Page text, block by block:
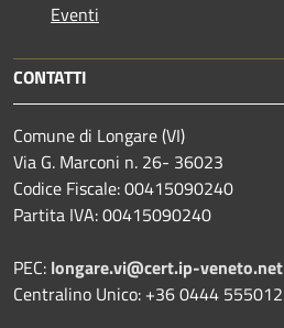
Eventi
CONTATTI
Comune di Longare (VI)
Via G. Marconi n. 26- 36023
Codice Fiscale: 00415090240
Partita IVA: 00415090240
PEC: longare.vi@cert.ip-veneto.net
Centralino Unico: +36 0444 555012